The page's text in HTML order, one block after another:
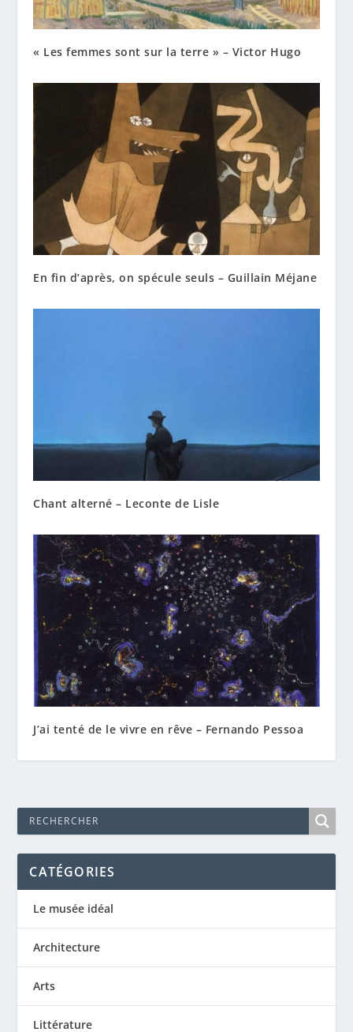
« Les femmes sont sur la terre » – Victor Hugo
En fin d’après, on spécule seuls – Guillain Méjane
Chant alterné – Leconte de Lisle
J’ai tenté de le vivre en rêve – Fernando Pessoa
CATÉGORIES
Le musée idéal
Architecture
Arts
Littérature